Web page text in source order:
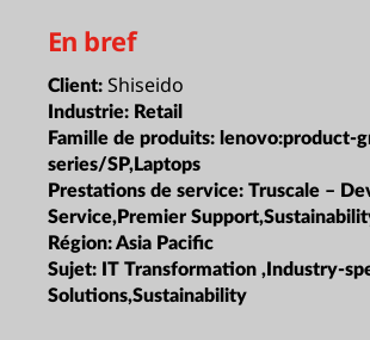
En bref
Client: Shiseido
Industrie: Retail
Famille de produits: lenovo:product-
series/SP,Laptops
Prestations de service: Truscale –
Service,Premier
Région:Asia Pacific
Sujet: IT Transformation ,Industry-
Solutions,Sustainability